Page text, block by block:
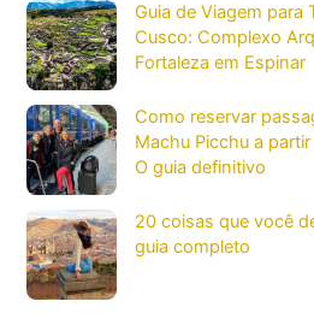
Guia de Viagem para
Cusco: Complexo
Fortaleza em Espinar
Como reservar
Machu Picchu a
O guia definitivo
20 coisas que você
guia completo